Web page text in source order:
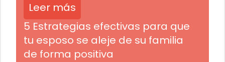
Leer más
5 Estrategias efectivas para que
tu esposo se aleje de su familia
de forma positiva